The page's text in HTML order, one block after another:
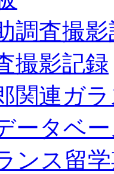
調査撮
撮影記録
関連ガ
ータベ
ンス留